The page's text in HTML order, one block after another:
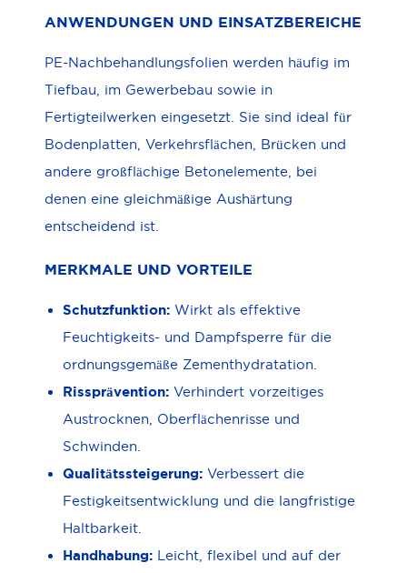
ANWENDUNGEN UND EINSATZBEREICHE
PE-Nachbehandlungsfolien werden häufig im
Tiefbau, im Gewerbebau sowie in
Fertigteilwerken eingesetzt. Sie sind ideal für
Bodenplatten, Verkehrsflächen, Brücken und
andere großflächige Betonelemente, bei
denen eine gleichmäßige Aushärtung
entscheidend ist.
MERKMALE UND VORTEILE
Schutzfunktion:Wirkt als effektive
Feuchtigkeits- und Dampfsperre für die
ordnungsgemäße Zementhydratation.
Rissprävention: Verhindert vorzeitiges
Austrocknen, Oberflächenrisse und
Schwinden.
Qualitätssteigerung:Verbessert die
Festigkeitsentwicklung und die langfristige
Haltbarkeit.
Handhabung: Leicht, flexibel und auf der